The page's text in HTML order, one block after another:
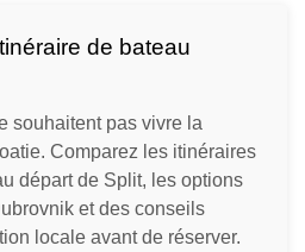
de bateau
souhaitent pas vivre la
Comparez les itinéraires
départ de Split, les options
et des conseils
locale avant de réserver.